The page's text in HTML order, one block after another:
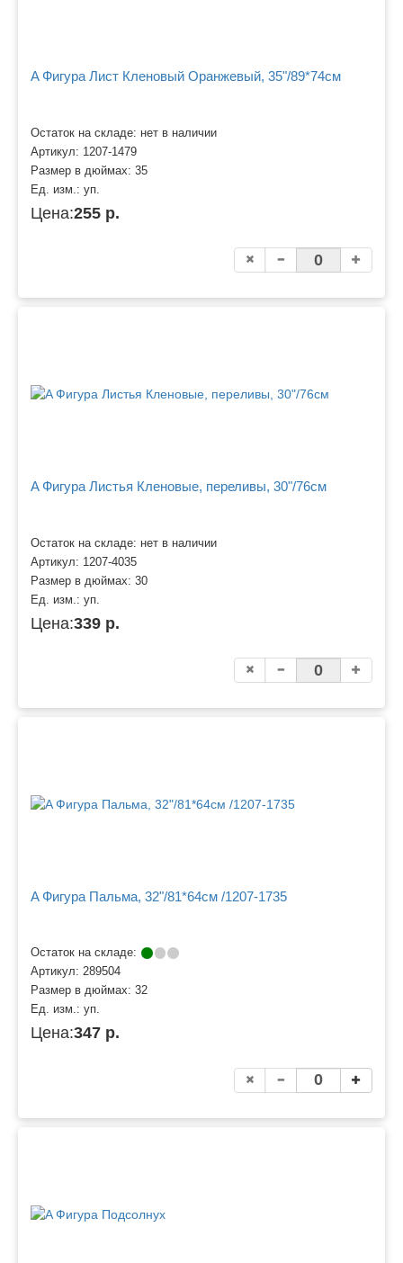
A Фигура Лист Кленовый Оранжевый, 35"/89*74см
Остаток на складе: нет в наличии
Артикул: 1207-1479
Размер в дюймах: 35
Ед. изм.: уп.
Цена:255 р.
A Фигура Листья Кленовые, переливы, 30"/76см
Остаток на складе: нет в наличии
Артикул: 1207-4035
Размер в дюймах: 30
Ед. изм.: уп.
Цена:339 р.
A Фигура Пальма, 32"/81*64см /1207-1735
Остаток на складе:
Артикул: 289504
Размер в дюймах: 32
Ед. изм.: уп.
Цена:347 р.